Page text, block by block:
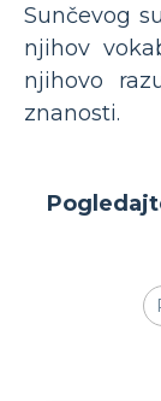
Sunčevog
njihov
njihovo
znanosti.